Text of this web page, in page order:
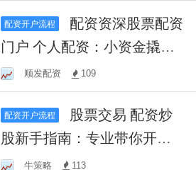
配资开户流程
门户 个人配资：小资金撬动
大收益，助您把握投资机
遇！
顺发配资 109
配资开户流程
股新手指南：专业带你开启
股市之旅，轻松把握盈利机
牛策略 113